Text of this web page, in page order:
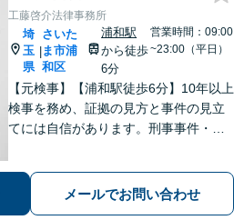
工藤啓介法律事務所
埼
玉
県
|
さいた
ま市浦
和区
浦和駅
から徒歩
6分
営業時間：09:00
~23:00（平日）
【元検事】【浦和駅徒歩6分】10年以上
検事を務め、証拠の見方と事件の見立
てには自信があります。刑事事件・離
わせ下さい。メールでお問い合わせ